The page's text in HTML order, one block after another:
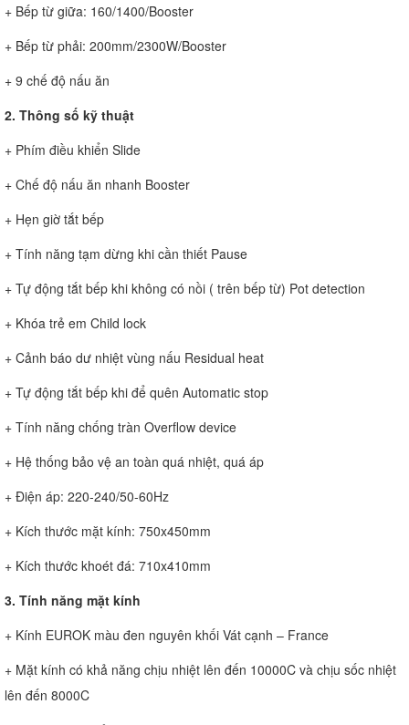
+ Bếp từ giữa: 160/1400/Booster
+ Bếp từ phải: 200mm/2300W/Booster
+ 9 chế độ nấu ăn
2. Thông số kỹ thuật
+ Phím điều khiển Slide
+ Chế độ nấu ăn nhanh Booster
+ Hẹn giờ tắt bếp
+ Tính năng tạm dừng khi cần thiết Pause
+ Tự động tắt bếp khi không có nồi ( trên bếp từ) Pot detection
+ Khóa trẻ em Child lock
+ Cảnh báo dư nhiệt vùng nấu Residual heat
+ Tự động tắt bếp khi để quên Automatic stop
+ Tính năng chống tràn Overflow device
+ Hệ thống bảo vệ an toàn quá nhiệt, quá áp
+ Điện áp: 220-240/50-60Hz
+ Kích thước mặt kính: 750x450mm
+ Kích thước khoét đá: 710x410mm
3. Tính năng mặt kính
+ Kính EUROK màu đen nguyên khối Vát cạnh – France
+ Mặt kính có khả năng chịu nhiệt lên đến 10000C và chịu sốc nhiệt
lên đến 8000C